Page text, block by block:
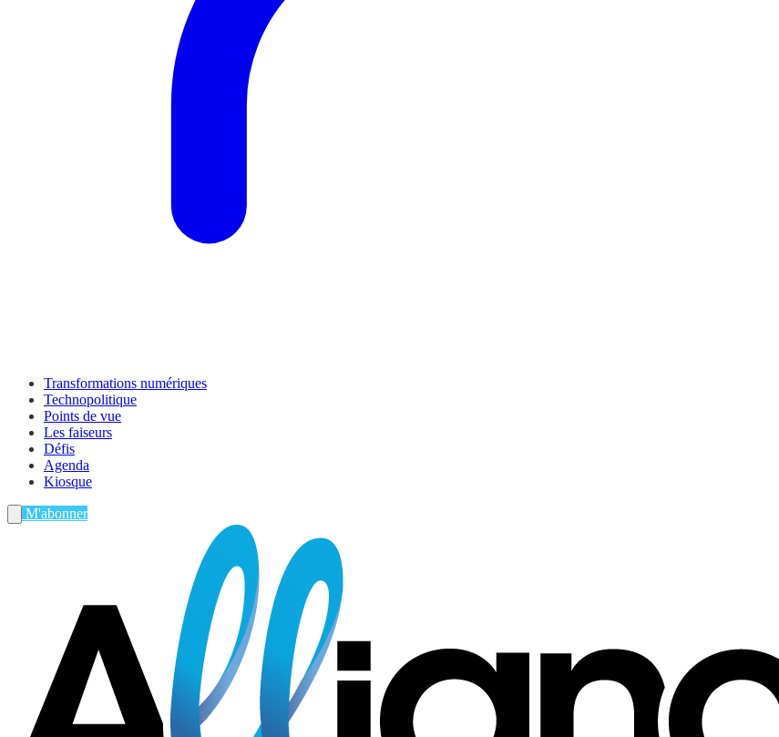
Transformations numériques
Technopolitique
Points de vue
Les faiseurs
Défis
Agenda
Kiosque
M'abonner